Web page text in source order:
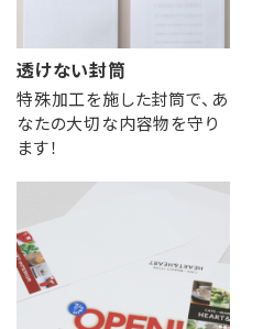
プリンター
対応製品
Cuoretti
透けない封筒
特殊加工を施した封筒で、あ
なたの大切な内容物を守り
ます！